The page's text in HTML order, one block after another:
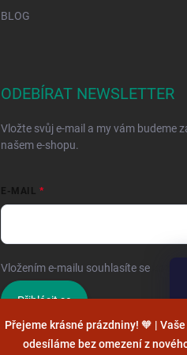
Přejeme krásné prázdniny! 🧡 |
odesíláme bez omezení z
BLOG
ODEBÍRAT NEWSLETTER
Vložte svůj e-mail a my vám budeme
našem e-shopu.
E-MAIL
Vložením e-mailu souhlasíte se
Přihlásit se